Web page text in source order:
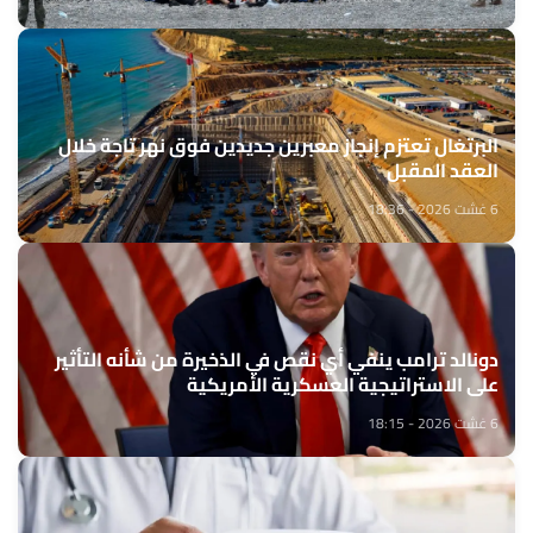
البرتغال تعتزم إنجاز معبرين جديدين فوق نهر تاجة خلال
العقد المقبل
6 غشت 2026 - 18:36
دونالد ترامب ينفي أي نقص في الذخيرة من شأنه التأثير
على الاستراتيجية العسكرية الأمريكية
6 غشت 2026 - 18:15